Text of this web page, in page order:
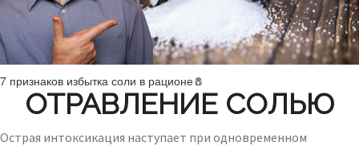
7 признаков избытка соли в рационе🧂
ОТРАВЛЕНИЕ СОЛЬЮ
Острая интоксикация наступает при одновременном